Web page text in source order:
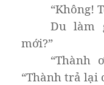
“Không!
Du làm
mới?”
“Thành
“Thành trả lại